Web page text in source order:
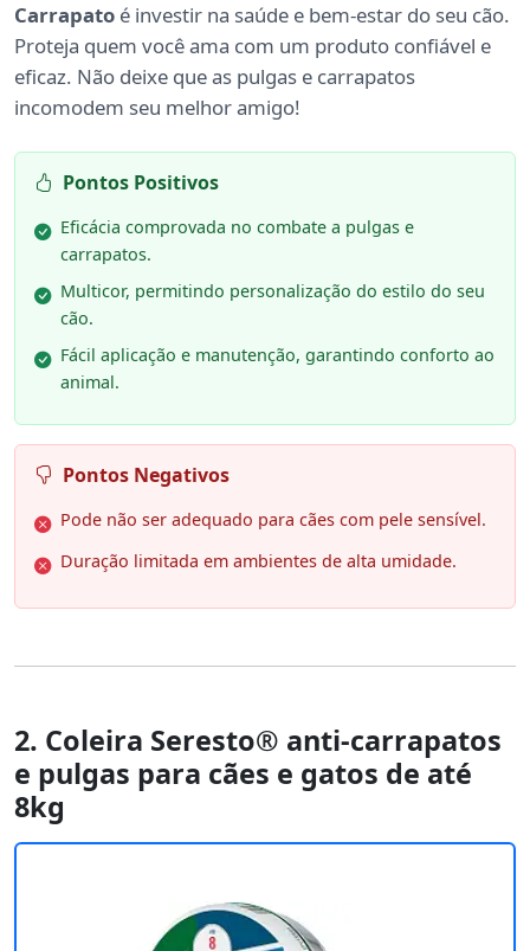
Carrapato é investir na saúde e bem-estar do seu cão.
Proteja quem você ama com um produto confiável e
eficaz. Não deixe que as pulgas e carrapatos
incomodem seu melhor amigo!
Pontos Positivos
Eficácia comprovada no combate a pulgas e
carrapatos.
Multicor, permitindo personalização do estilo do seu
cão.
Fácil aplicação e manutenção, garantindo conforto ao
animal.
Pontos Negativos
Pode não ser adequado para cães com pele sensível.
Duração limitada em ambientes de alta umidade.
2. Coleira Seresto® anti-carrapatos
e pulgas para cães e gatos de até
8kg